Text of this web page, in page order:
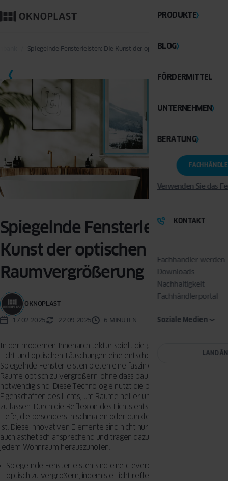
PRODUKTE
BLOG
FÖRDERMITTEL
UNTERNEHMEN
BERATUNG
Verwenden Sie das
KONTAKT
Fachhändler werden
Downloads
Nachhaltigkeit
Fachhändlerportal
Soziale Medien
LAND
Spiegelnde Fensterleisten: Die Kunst der optischen Raumvergrößerung
SPEICHERN
Spiegelnde Fensterleisten: Die
Kunst der optischen
Raumvergrößerung
OKNOPLAST
17.02.2025 22.09.2025 6 MINUTEN
In der modernen Innenarchitektur spielt die geschickte Nutzung von
Licht und optischen Täuschungen eine entscheidende Rolle.
Spiegelnde Fensterleisten bieten eine faszinierende Möglichkeit,
Räume optisch zu vergrößern, ohne dass bauliche Veränderungen
notwendig sind. Diese Technologie nutzt die physikalischen
Eigenschaften des Lichts, um Räume heller und offener erscheinen
zu lassen. Durch die Reflexion des Lichts entsteht eine Illusion von
Tiefe, die besonders in schmalen oder dunklen Räumen von Vorteil
ist. Diese innovativen Elemente sind nicht nur funktional, sondern
auch ästhetisch ansprechend und tragen dazu bei, das Beste aus
jedem Wohnraum herauszuholen.
Spiegelnde Fensterleisten sind eine clevere Möglichkeit, Räume
optisch zu vergrößern, indem sie Licht reflektieren und so für mehr